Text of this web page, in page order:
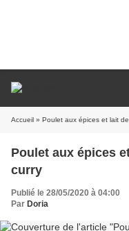
Accueil » Poulet aux épices et lait
Poulet aux épices
curry
Publié le 28/05/2020 à 04:00
Par Doria